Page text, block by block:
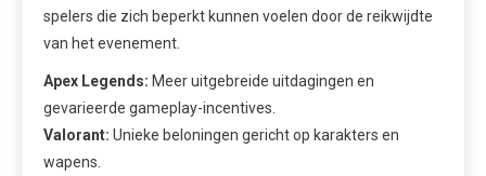
spelers die zich beperkt kunnen voelen door de reikwijdte
van het evenement.
Apex Legends: Meer uitgebreide uitdagingen en
gevarieerde gameplay-incentives.
Valorant: Unieke beloningen gericht op karakters en
wapens.